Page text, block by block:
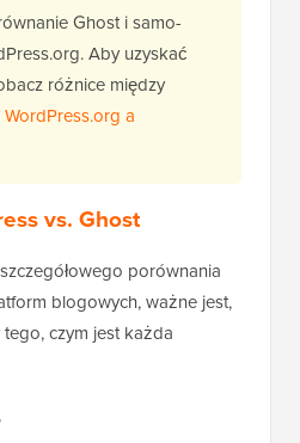
Ghost i samo-
Aby uzyskać
różnice między
WordPress.org a
vs. Ghost
porównania
blogowych, ważne jest,
czym jest każda